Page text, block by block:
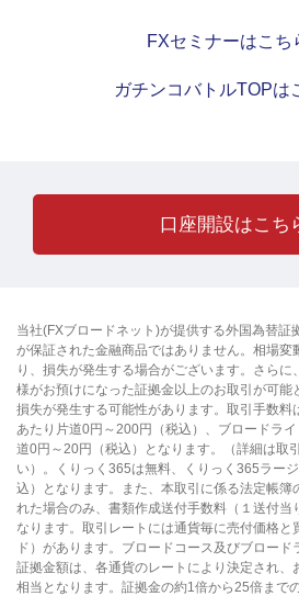
FXセミナーはこち
ガチンコバトルTOPは
口座開設はこち
当社(FXブロードネット)が提供する外国為替証
が保証された金融商品ではありません。相場変
り、損失が発生する場合がございます。さらに
様がお預けになった証拠金以上のお取引が可能
損失が発生する可能性があります。取引手数料
あたり片道0円～200円（税込）、ブロードラ
道0円～20円（税込）となります。（詳細は取
い）。くりっく365は無料、くりっく365ラー
込）となります。また、本取引に係る法定帳簿
れた場合のみ、書類作成送付手数料（１送付当
なります。取引レートには通貨毎に売付価格と
ド）があります。ブロードコース及びブロー
証拠金額は、各通貨のレートにより決定され、
相当となります。証拠金の約1倍から25倍まで